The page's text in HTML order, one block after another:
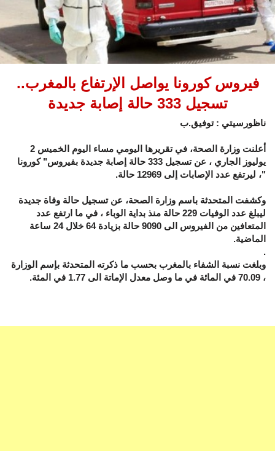
فيروس كورونا يواصل الإرتفاع بالمغرب..
تسجيل 333 حالة إصابة جديدة
ناظورسيتي : توفيق.ب
أعلنت وزارة الصحة، في تقريرها اليومي مساء اليوم الخميس 2
يوليوز الجاري ، عن تسجيل 333 حالة إصابة جديدة بفيروس" كورونا
"، ليرتفع عدد الإصابات إلى 12969 حالة.
وكشفت المتحدثة باسم وزارة الصحة، عن تسجيل حالة وفاة جديدة
ليبلغ عدد الوفيات 229 حالة منذ بداية الوباء ، في ما ارتفع عدد
المتعافين من الفيروس الى 9090 حالة بزيادة 64 خلال 24 ساعة
الماضية.
.
وبلغت نسبة الشفاء بالمغرب بحسب ما ذكرته المتحدثة بإسم الوزارة
، 70.09 في المائة في ما وصل معدل الإماتة الى 1.77 في المئة.